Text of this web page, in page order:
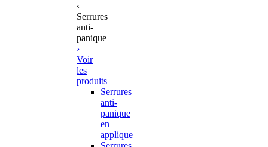
‹
Serrures
anti-
panique
›
Voir
les
produits
Serrures
anti-
panique
en
applique